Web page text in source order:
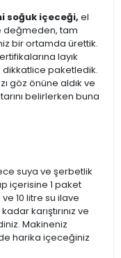
soğuk içeceği, el
değmeden, tam
bir ortamda ürettik.
layık
paketledik.
göz önüne aldık ve
belirlerken buna
suya ve şerbetlik
içerisine 1 paket
10 litre su ilave
karıştırınız ve
Makineniz
harika içeceğiniz